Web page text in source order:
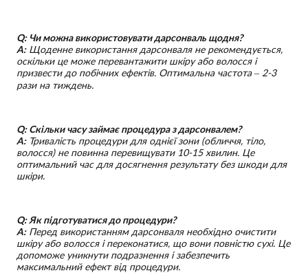
Q: Чи можна використовувати дарсонваль щодня?
A:Щоденне використання дарсонваля не рекомендується,
оскільки це може перевантажити шкіру або волосся і
призвести до побічних ефектів. Оптимальна частота – 2-3
рази на тиждень.
Q: Скільки часу займає процедура з дарсонвалем?
A:Тривалість процедури для однієї зони (обличчя, тіло,
волосся) не повинна перевищувати 10-15 хвилин. Це
оптимальний час для досягнення результату без шкоди для
шкіри.
Q: Як підготуватися до процедури?
A:Перед використанням дарсонваля необхідно очистити
шкіру або волосся і переконатися, що вони повністю сухі. Це
допоможе уникнути подразнення і забезпечить
максимальний ефект від процедури.